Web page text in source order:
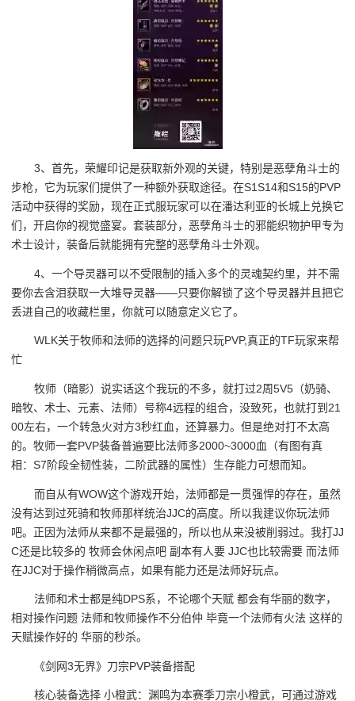
3、首先，荣耀印记是获取新外观的关键，特别是恶孽角斗士的
步枪，它为玩家们提供了一种额外获取途径。在S1S14和S15的PVP
活动中获得的奖励，现在正式服玩家可以在潘达利亚的长城上兑换它
们，开启你的视觉盛宴。套装部分，恶孽角斗士的邪能织物护甲专为
术士设计，装备后就能拥有完整的恶孽角斗士外观。
4、一个导灵器可以不受限制的插入多个的灵魂契约里，并不需
要你去含泪获取一大堆导灵器——只要你解锁了这个导灵器并且把它
丢进自己的收藏栏里，你就可以随意定义它了。
WLK关于牧师和法师的选择的问题只玩PVP,真正的TF玩家来帮
忙
牧师（暗影）说实话这个我玩的不多，就打过2周5V5（奶骑、
暗牧、术士、元素、法师）号称4远程的组合，没致死，也就打到21
00左右，一个转急火对方3秒红血，还算暴力。但是绝对打不太高
的。牧师一套PVP装备普遍要比法师多2000~3000血（有图有真
相：S7阶段全韧性装，二阶武器的属性）生存能力可想而知。
而自从有WOW这个游戏开始，法师都是一贯强悍的存在，虽然
没有达到过死骑和牧师那样统治JJC的高度。所以我建议你玩法师
吧。正因为法师从来都不是最强的，所以也从来没被削弱过。我打JJ
C还是比较多的 牧师会休闲点吧 副本有人要 JJC也比较需要 而法师
在JJC对于操作稍微高点，如果有能力还是法师好玩点。
法师和术士都是纯DPS系，不论哪个天赋 都会有华丽的数字，
相对操作问题 法师和牧师操作不分伯仲 毕竟一个法师有火法 这样的
天赋操作好的 华丽的秒杀。
《剑网3无界》刀宗PVP装备搭配
核心装备选择 小橙武：渊鸣为本赛季刀宗小橙武，可通过游戏